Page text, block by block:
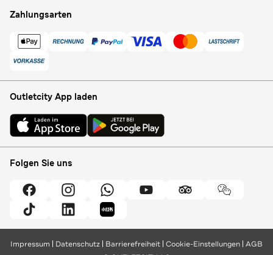
Zahlungsarten
Outletcity App laden
Folgen Sie uns
Impressum Datenschutz Barrierefreiheit Cookie-Einstellungen AGB